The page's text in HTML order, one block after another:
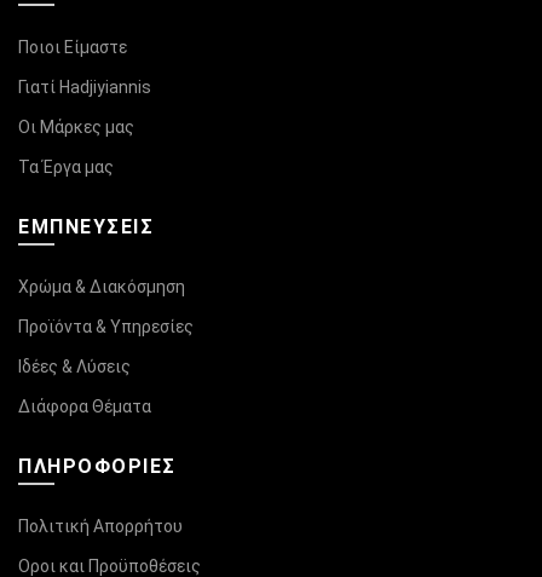
Ποιοι Είμαστε
Γιατί Hadjiyiannis
Οι Μάρκες μας
Τα Έργα μας
ΕΜΠΝΕΥΣΕΙΣ
Χρώμα & Διακόσμηση
Προϊόντα & Υπηρεσίες
Ιδέες & Λύσεις
Διάφορα Θέματα
ΠΛΗΡΟΦΟΡΊΕΣ
Πολιτική Απορρήτου
Οροι και Προϋποθέσεις